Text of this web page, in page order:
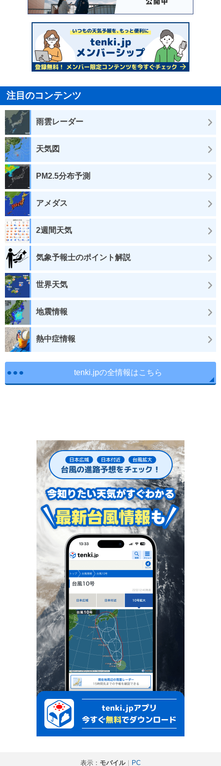
注目のコンテンツ
雨雲レーダー
天気図
PM2.5分布予測
アメダス
2週間天気
気象予報士のポイント解説
世界天気
地震情報
熱中症情報
tenki.jpの全情報はこちら
表示： モバイル｜ PC